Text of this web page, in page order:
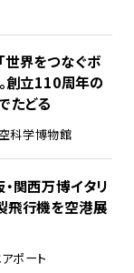
世界をつなぐボ
創立110周年の
たどる
科学博物館
関西万博イタリ
飛行機を空港展
ポート